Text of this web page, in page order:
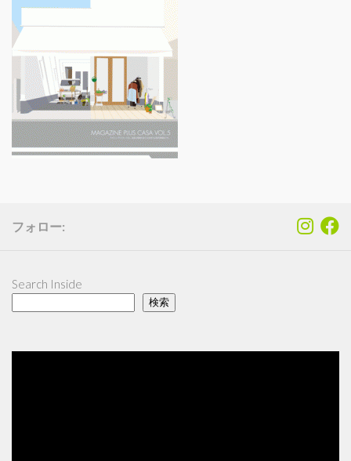
フォロー:
Search Inside
検索